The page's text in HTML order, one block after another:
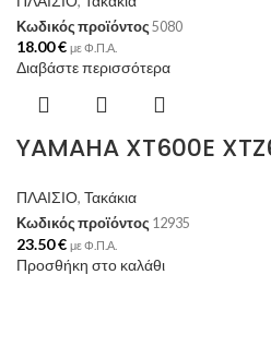
Κωδικός προϊόντος 5080
18.00€ με Φ.Π.Α.
Διαβάστε περισσότερα
YAMAHA XT600E
ΠΛΑΙΣΙΟ, Τακάκια
Κωδικός προϊόντος 12935
23.50€ με Φ.Π.Α.
Προσθήκη στο καλάθι